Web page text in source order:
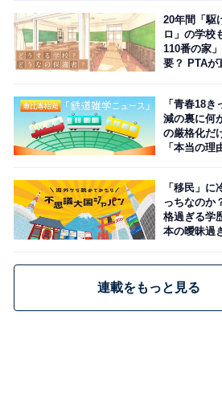
20年間「駆
ロ」の学校
110番の家
要？ PTAが
「青春18
減の裏に何
の厳格化だ
「本当の理
「移民」に
っちなのか
格過ぎる学
本の曖昧過
連載をもっと見る